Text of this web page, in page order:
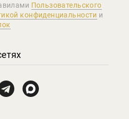
Пользовательского
конфиденциальности и